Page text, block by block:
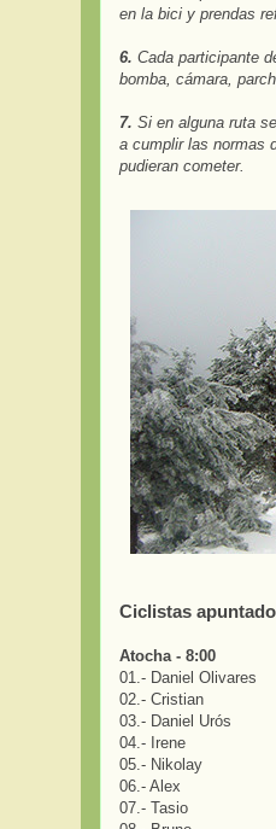
en la bici y prendas
6. Cada participante
bomba, cámara,
7. Si en alguna ruta
a cumplir las normas
pudieran cometer.
Ciclistas
Atocha - 8:00
01.- Daniel Olivares
02.- Cristian
03.- Daniel Urós
04.- Irene
05.- Nikolay
06.- Alex
07.- Tasio